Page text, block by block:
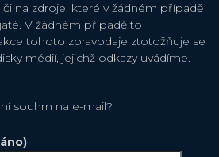
či na zdroje, které v žádném případě
V žádném případě to
tohoto zpravodaje ztotožňuje se
médií, jejichž odkazy uvádíme.
souhrn na e-mail?